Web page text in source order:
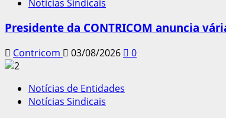
Notícias Sindicais
Presidente da CONTRICOM anuncia
Contricom 03/08/2026 0
Notícias de Entidades
Notícias Sindicais